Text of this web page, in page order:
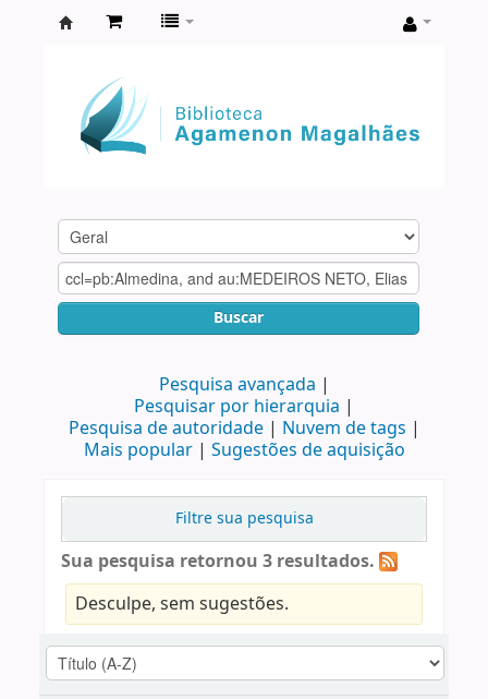
Agamenon
Magalhães
Buscar
Pesquisa avançada
Pesquisar por hierarquia
Pesquisa de autoridade
Nuvem de tags
Mais popular
Sugestões de aquisição
Filtre sua pesquisa
Sua pesquisa retornou 3 resultados.
Desculpe, sem sugestões.